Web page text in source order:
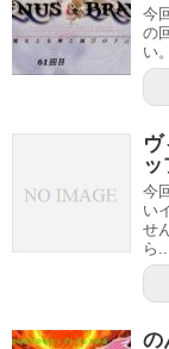
今
の
い
ッ
今
い
せ
ら...
の